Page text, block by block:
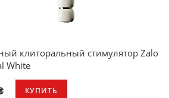
клиторальный стимулятор Zalo
White
КУПИТЬ